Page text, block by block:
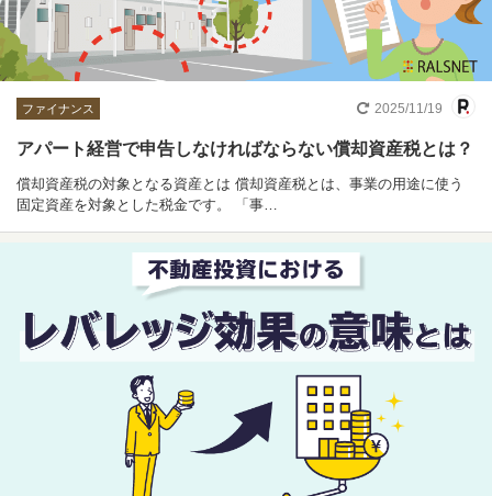
ファイナンス 2025/11/19
アパート経営で申告しなければならない償却資産税とは？
償却資産税の対象となる資産とは 償却資産税とは、事業の用途に使う
固定資産を対象とした税金です。 「事…